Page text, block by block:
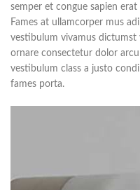
semper et congue sapien
Fames at ullamcorper mus
vestibulum vivamus dictumst
ornare consectetur dolor
vestibulum class a justo
fames porta.